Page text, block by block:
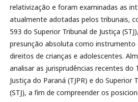
relativização e foram examinadas as
atualmente adotadas pelos tribunais,
593 do Superior Tribunal de Justiça
presunção absoluta como instrumento
direitos de crianças e adolescentes.
analisar as jurisprudências recentes do
Justiça do Paraná (TJPR) e do Superior
(STJ), a fim de compreender os